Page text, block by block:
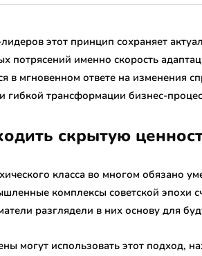
этот принцип сохраняет
потрясений именно скорость
в мгновенном ответе на изменения
трансформации бизнес-
скрытую
класса во многом обязано
комплексы советской эпохи
разглядели в них основу для
могут использовать этот подход,